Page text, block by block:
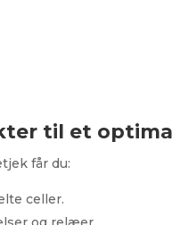
til et
får du:
celler.